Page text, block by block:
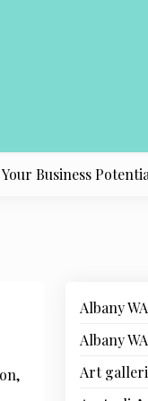
Business Potential |
Albany
Albany
Art